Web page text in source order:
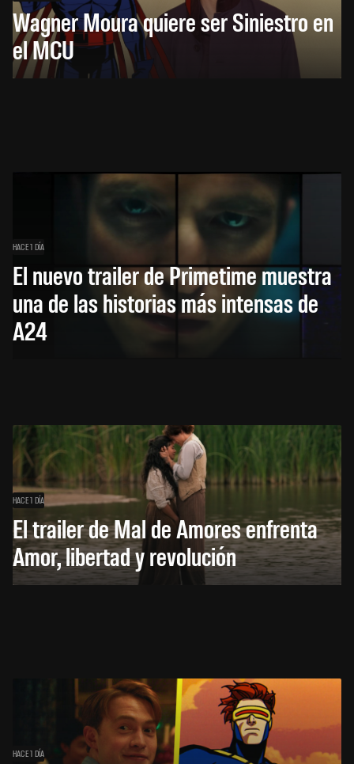
Wagner Moura quiere ser Siniestro en
el MCU
HACE 1 DÍA
El nuevo trailer de Primetime muestra
una de las historias más intensas de
A24
HACE 1 DÍA
El trailer de Mal de Amores enfrenta
Amor, libertad y revolución
HACE 1 DÍA